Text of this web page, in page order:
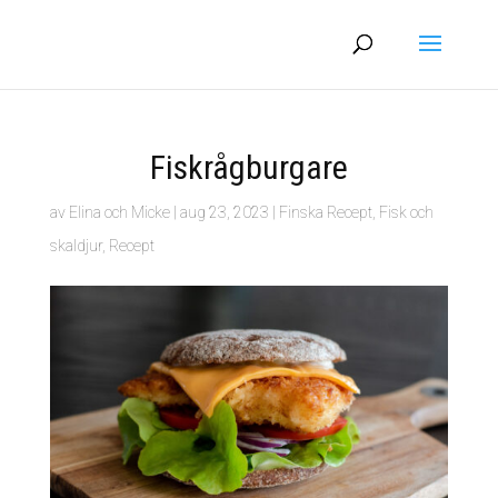
Fiskrågburgare
av Elina och Micke| aug 23, 2023 Finska Recept, Fisk och
skaldjur, Recept